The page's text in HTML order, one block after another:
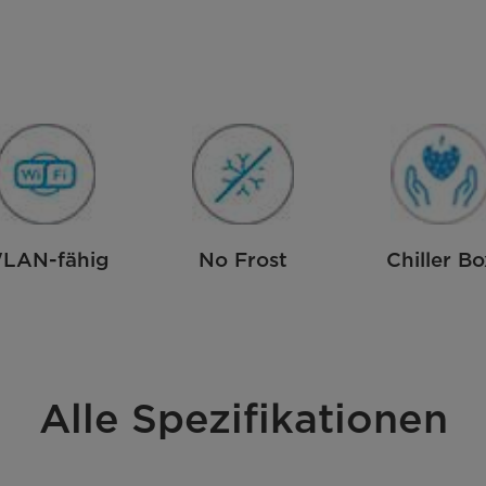
fähig No Frost Chiller
Alle Spezifikationen